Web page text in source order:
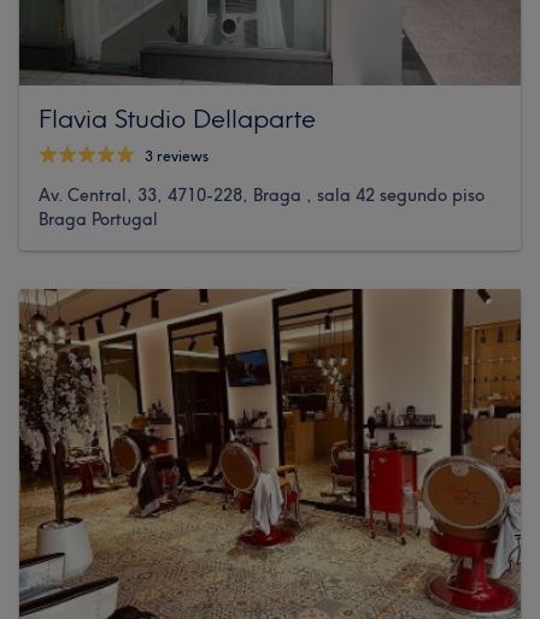
Flavia Studio Dellaparte
3 reviews
Av. Central, 33, 4710-228, Braga , sala 42 segundo piso
Braga Portugal